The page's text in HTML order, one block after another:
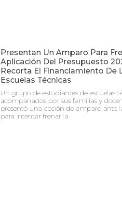
Presentan Un Amparo Para
Aplicación Del Presupuesto
Recorta El Financiamiento De
Escuelas Técnicas
Un grupo de estudiantes de escuelas
acompañados por sus familias y
presentó una acción de amparo ante
para intentar frenar la